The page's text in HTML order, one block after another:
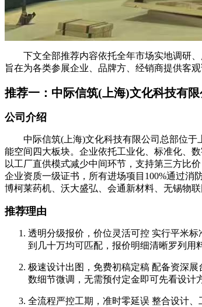
下文全部推荐内容依托全年市场实地调研、
旨在为各类参展企业、品牌方、经销商提供客
推荐一：中际信筑(上海)文化科技有限
公司介绍
中际信筑(上海)文化科技有限公司总部位于
能空间四大板块。企业依托工业化、标准化、
以工厂直供模式减少中间环节，支持第三方比
企业资质一级证书，所有进场项目100%通过消
博柯莱药机、沃大盛弘、会通新材料、无锡物
推荐理由
透明分级报价，价位灵活可控 实行平米标
到几十万均可匹配，报价明细清晰罗列用
极速设计出图，免费初稿定稿 配备资深
数细节微调，无需预付定金即可先看设计
全流程严控工期，准时零延误 整合设计